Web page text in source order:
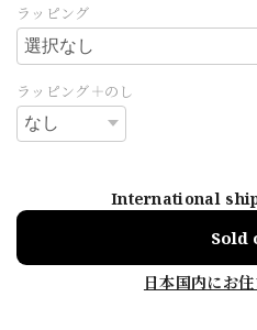
ラッピング
ラッピング＋のし
International
Sold
日本国内にお